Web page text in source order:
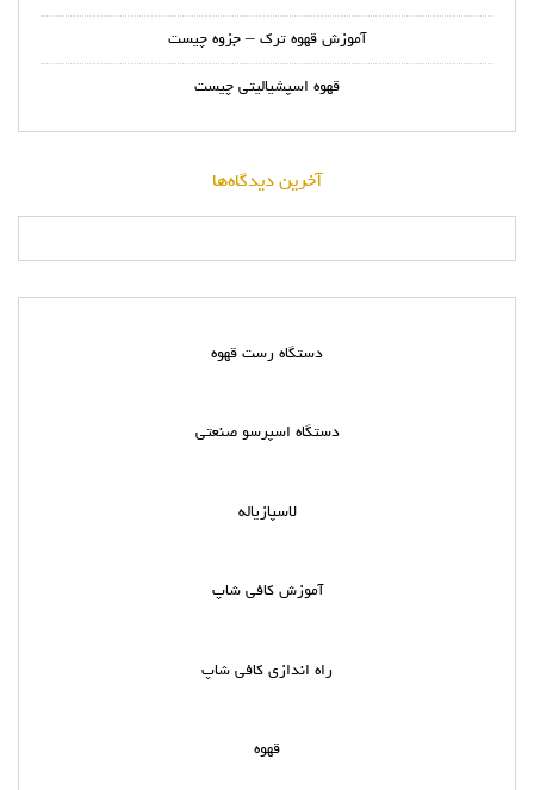
آموزش قهوه ترک – جزوه چیست
قهوه اسپشیالیتی چیست
آخرین دیدگاه‌ها
دستگاه رست قهوه
دستگاه اسپرسو صنعتی
لاسپازیاله
آموزش کافی شاپ
راه اندازی کافی شاپ
قهوه